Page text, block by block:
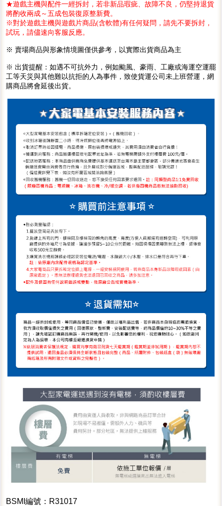
★遊戲主機與配件一經拆封，若非新品瑕疵、故障不良，仍堅持退貨
將酌收兩成～五成包裝復原整新費。
※對於遊戲主機與遊戲片商品(含軟體)有任何疑問，請先不要拆封，
試玩，請儘速向客服反應。
※ 賣場商品與形象情境圖僅供參考，以實際出貨商品為主
※ 出貨提醒：如遇不可抗外力，例如颱風、豪雨、工廠或海運空運罷
工等天災與其他難以抗拒的人為事件，致使貨運公司未上班營運，網
購商品將會延後出貨。
BSMI編號：R31017